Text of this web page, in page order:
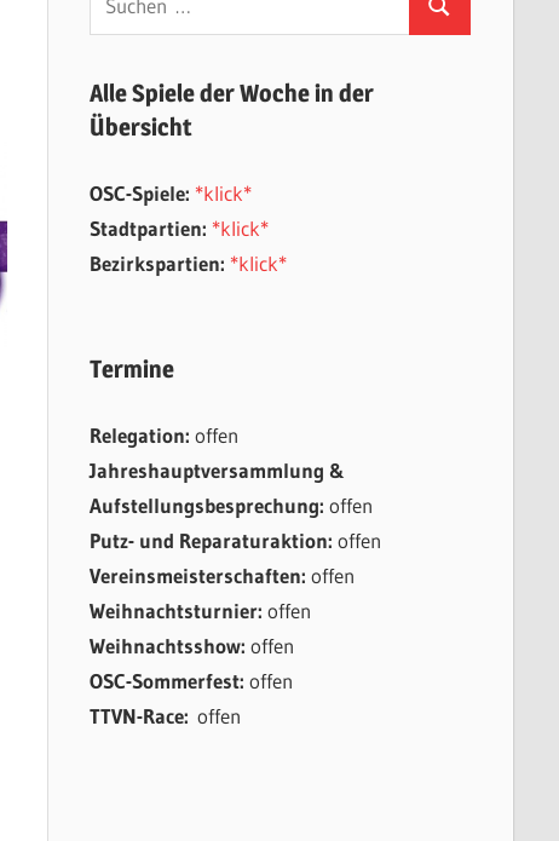
nach:
Suchen
Alle Spiele der Woche in der
Übersicht
OSC-Spiele: *klick*
Stadtpartien: *klick*
Bezirkspartien: *klick*
Termine
Relegation: offen
Jahreshauptversammlung &
Aufstellungsbesprechung: offen
Putz- und Reparaturaktion: offen
Vereinsmeisterschaften: offen
Weihnachtsturnier: offen
Weihnachtsshow: offen
OSC-Sommerfest: offen
TTVN-Race: offen